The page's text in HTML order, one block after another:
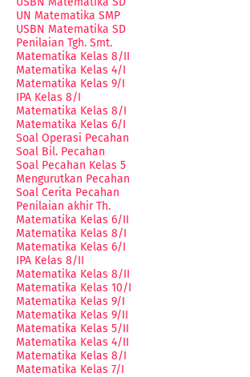
UN Matematika SMP
USBN Matematika SD
Penilaian Tgh. Smt.
Matematika Kelas 8/II
Matematika Kelas 4/I
Matematika Kelas 9/I
IPA Kelas 8/I
Matematika Kelas 8/I
Matematika Kelas 6/I
Soal Operasi Pecahan
Soal Bil. Pecahan
Soal Pecahan Kelas 5
Mengurutkan Pecahan
Soal Cerita Pecahan
Penilaian akhir Th.
Matematika Kelas 6/II
Matematika Kelas 8/I
Matematika Kelas 6/I
IPA Kelas 8/II
Matematika Kelas 8/II
Matematika Kelas 10/I
Matematika Kelas 9/I
Matematika Kelas 9/II
Matematika Kelas 5/II
Matematika Kelas 4/II
Matematika Kelas 8/I
Matematika Kelas 7/I